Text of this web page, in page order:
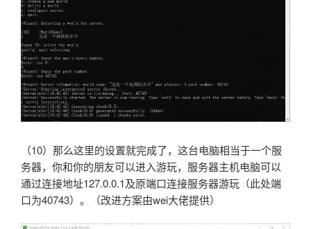
（10）那么这里的设置就完成了，这台电脑相当于一个服
务器，你和你的朋友可以进入游玩，服务器主机电脑可以
通过连接地址127.0.0.1及原端口连接服务器游玩（此处端
口为40743）。（改进方案由wei大佬提供）